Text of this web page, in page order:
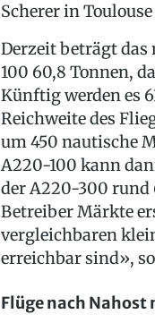
Scherer in
Derzeit beträgt
100 60,8 Tonnen,
Künftig werden es
Reichweite des
um 450 nautische
A220-100 kann
der A220-300
Betreiber Märkte
vergleichbaren
erreichbar sind»,
Flüge nach Nahost